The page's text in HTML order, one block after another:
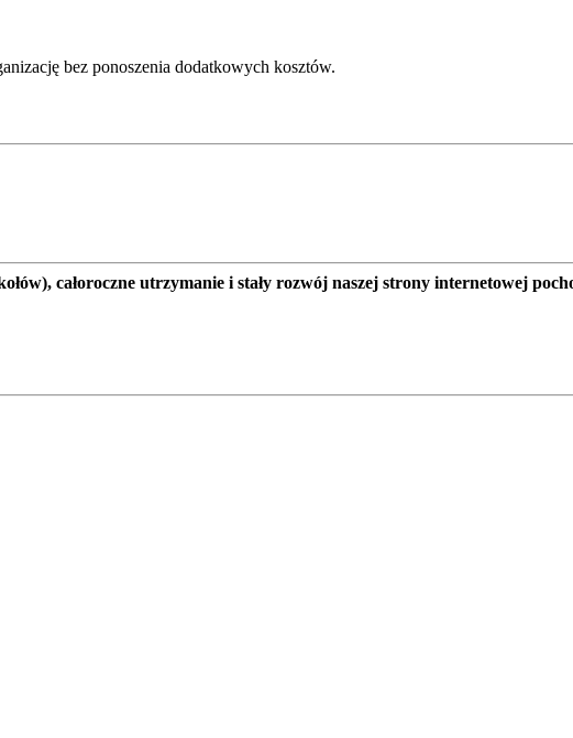
bez ponoszenia dodatkowych kosztów.
całoroczne utrzymanie i stały rozwój naszej strony internetowej